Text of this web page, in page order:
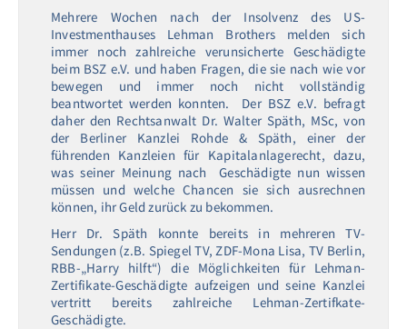
Mehrere Wochen nach der Insolvenz des US-
Investmenthauses Lehman Brothers melden sich
immer noch zahlreiche verunsicherte Geschädigte
beim BSZ e.V. und haben Fragen, die sie nach wie vor
bewegen und immer noch nicht vollständig
beantwortet werden konnten. Der BSZ e.V. befragt
daher den Rechtsanwalt Dr. Walter Späth, MSc, von
der Berliner Kanzlei Rohde & Späth, einer der
führenden Kanzleien für Kapitalanlagerecht, dazu,
was seiner Meinung nach Geschädigte nun wissen
müssen und welche Chancen sie sich ausrechnen
können, ihr Geld zurück zu bekommen.
Herr Dr. Späth konnte bereits in mehreren TV-
Sendungen (z.B. Spiegel TV, ZDF-Mona Lisa, TV Berlin,
RBB-„Harry hilft“) die Möglichkeiten für Lehman-
Zertifikate-Geschädigte aufzeigen und seine Kanzlei
vertritt bereits zahlreiche Lehman-Zertifkate-
Geschädigte.